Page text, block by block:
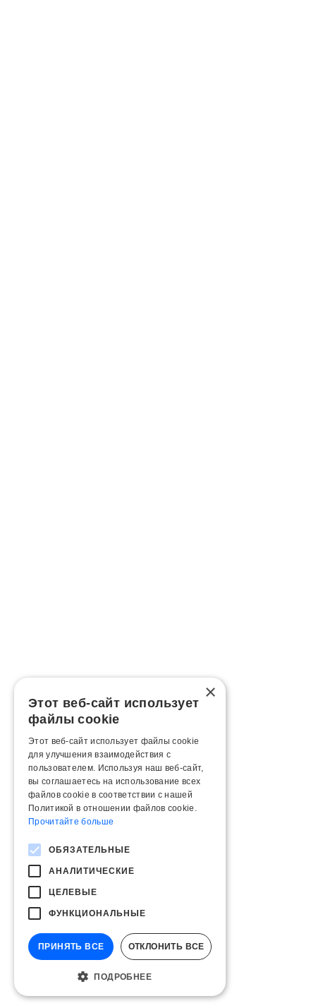
×
Этот веб-сайт использует
файлы cookie
Этот веб-сайт использует файлы cookie
для улучшения взаимодействия с
пользователем. Используя наш веб-сайт,
вы соглашаетесь на использование всех
файлов cookie в соответствии с нашей
Политикой в ​​отношении файлов cookie.
Прочитайте больше
ОБЯЗАТЕЛЬНЫЕ
АНАЛИТИЧЕСКИЕ
ЦЕЛЕВЫЕ
ФУНКЦИОНАЛЬНЫЕ
ПРИНЯТЬ ВСЕ ОТКЛОНИТЬ ВСЕ
ПОДРОБНЕЕ